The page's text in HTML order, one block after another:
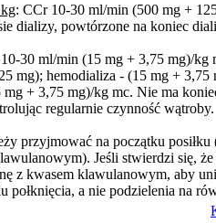
: CCr 10-30 ml/min (500 mg +
dializy, powtórzone na koniec
30 ml/min (15 mg + 3,75 mg)/kg
mg); hemodializa - (15 mg +
mg + 3,75 mg)/kg mc. Nie ma
regularnie czynność wątroby.
przyjmować na początku
Jeśli stwierdzi się,
z kwasem klawulanowym, aby
połknięcia, a nie podzielenia na